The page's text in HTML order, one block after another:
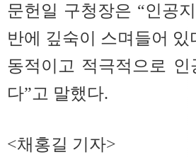
문헌일 구청장은 “인공
반에 깊숙이 스며들어
동적이고 적극적으로
다”고 말했다.
<채홍길 기자>